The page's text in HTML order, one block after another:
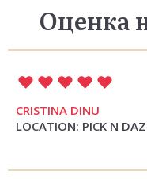
Оценка
CRISTINA DINU
LOCATION: PICK N